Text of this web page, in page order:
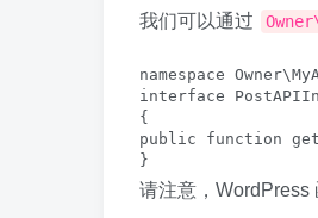
我们可以通过
namespace
interface
{
public function
请注意，WordPress